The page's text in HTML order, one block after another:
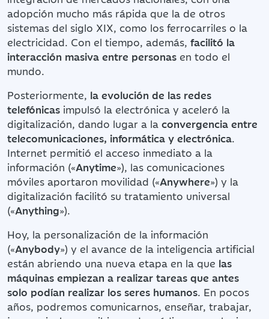
adopción mucho más rápida que la de otros
sistemas del siglo XIX, como los ferrocarriles o la
electricidad. Con el tiempo, además, facilitó la
interacción masiva entre personas en todo el
mundo.
Posteriormente, la evolución de las redes
telefónicas impulsó la electrónica y aceleró la
digitalización, dando lugar a la convergencia entre
telecomunicaciones, informática y electrónica.
Internet permitió el acceso inmediato a la
información («Anytime»), las comunicaciones
móviles aportaron movilidad («Anywhere») y la
digitalización facilitó su tratamiento universal
(«Anything»).
Hoy, la personalización de la información
(«Anybody») y el avance de la inteligencia artificial
están abriendo una nueva etapa en la que las
máquinas empiezan a realizar tareas que antes
solo podían realizar los seres humanos. En pocos
años, podremos comunicarnos, enseñar, trabajar,